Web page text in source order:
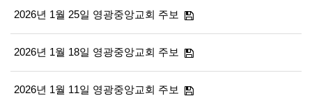
2026년 1월 25일 영광중앙교회 주보
2026년 1월 18일 영광중앙교회 주보
2026년 1월 11일 영광중앙교회 주보